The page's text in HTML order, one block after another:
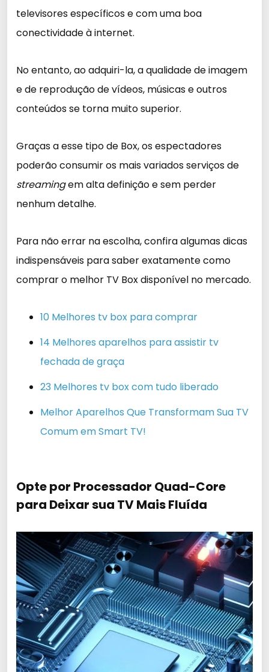
televisores específicos e com uma boa
conectividade à internet.
No entanto, ao adquiri-la, a qualidade de imagem
e de reprodução de vídeos, músicas e outros
conteúdos se torna muito superior.
Graças a esse tipo de Box, os espectadores
poderão consumir os mais variados serviços de
streamingem alta definição e sem perder
nenhum detalhe.
Para não errar na escolha, confira algumas dicas
indispensáveis para saber exatamente como
comprar o melhor TV Box disponível no mercado.
10 Melhores tv box para comprar
14 Melhores aparelhos para assistir tv
fechada de graça
23 Melhores tv box com tudo liberado
Melhor Aparelhos Que Transformam Sua TV
Comum em Smart TV!
Opte por Processador Quad-Core
para Deixar sua TV Mais Fluída